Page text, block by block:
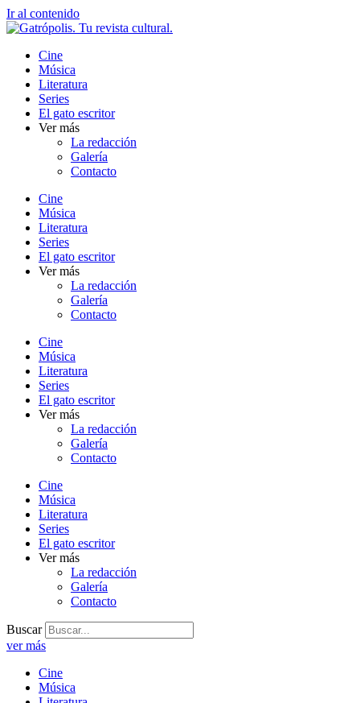
Ir al contenido
Cine
Música
Literatura
Series
El gato escritor
Ver más
La redacción
Galería
Contacto
Cine
Música
Literatura
Series
El gato escritor
Ver más
La redacción
Galería
Contacto
Cine
Música
Literatura
Series
El gato escritor
Ver más
La redacción
Galería
Contacto
Cine
Música
Literatura
Series
El gato escritor
Ver más
La redacción
Galería
Contacto
Buscar
ver más
Cine
Música